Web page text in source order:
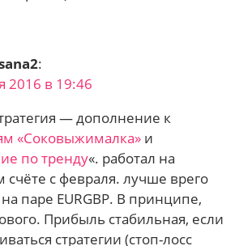
:
2016 в 19:46
— дополнение к
«Соковыжималка» и
по тренду«. работал на
счёте с февраля. лучше врего
паре EURGBP. В принципе,
Прибыль стабильная, если
стратегии (стоп-лосс